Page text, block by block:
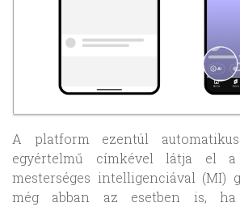
A platform ezentúl
egyértelmű címkével látja el a
mesterséges intelligenciával (MI)
még abban az esetben is,